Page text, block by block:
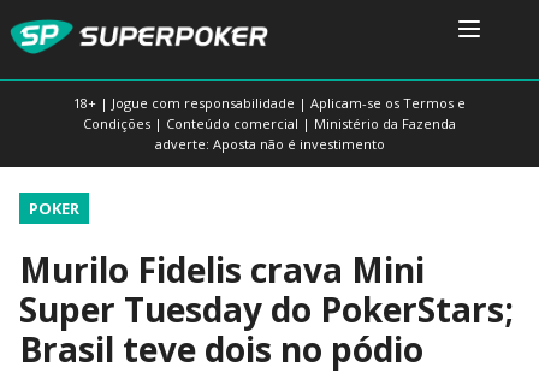
18+ | Jogue com responsabilidade | Aplicam-se os Termos e
Condições | Conteúdo comercial | Ministério da Fazenda
adverte: Aposta não é investimento
POKER
Murilo Fidelis crava Mini
Super Tuesday do PokerStars;
Brasil teve dois no pódio